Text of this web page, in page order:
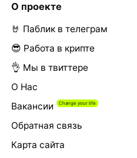
О проекте
🤘 Паблик в телеграм
😎 Работа в крипте
👌 Мы в твиттере
О Нас
Вакансии
Обратная связь
Карта сайта